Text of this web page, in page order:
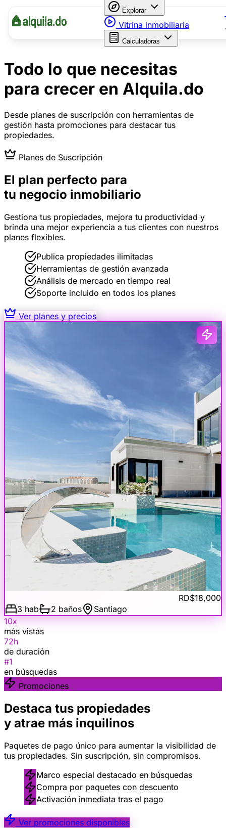
Explorar
Vitrina inmobiliaria
Calculadoras
Todo lo que necesitas
para crecer en Alquila.do
Desde planes de suscripción con herramientas de
gestión hasta promociones para destacar tus
propiedades.
Planes de Suscripción
El plan perfecto para
tu negocio inmobiliario
Gestiona tus propiedades, mejora tu productividad y
brinda una mejor experiencia a tus clientes con nuestros
planes flexibles.
Publica propiedades ilimitadas
Herramientas de gestión avanzada
Análisis de mercado en tiempo real
Soporte incluido en todos los planes
Ver planes y precios
1
Activa
RD$ 25,000
Apartamento · Piantini, Santo Domingo
2 hab. 1 baño
6
consultas
+18%
esta semana
VISTAS ESTA SEMANA
48 ↑ 18%
vs semana anterior
8 mensajes nuevos
Asistente IA
RD$18,000
3 hab
2 baños
Santiago
10x
más vistas
72h
de duración
#1
en búsquedas
Promociones
Destaca tus propiedades
y atrae más inquilinos
Paquetes de pago único para aumentar la visibilidad de
tus propiedades. Sin suscripción, sin compromisos.
Marco especial destacado en búsquedas
Compra por paquetes con descuento
Activación inmediata tras el pago
Ver promociones disponibles